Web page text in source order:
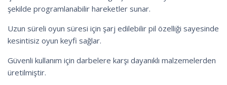
şekilde programlanabilir hareketler sunar.
Uzun süreli oyun süresi için şarj edilebilir pil özelliği sayesinde
kesintisiz oyun keyfi sağlar.
Güvenli kullanım için darbelere karşı dayanıklı malzemelerden
üretilmiştir.